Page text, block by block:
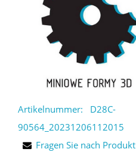
Artikelnummer:
D28C-
90564_20231206112015
Fragen Sie nach Produkt